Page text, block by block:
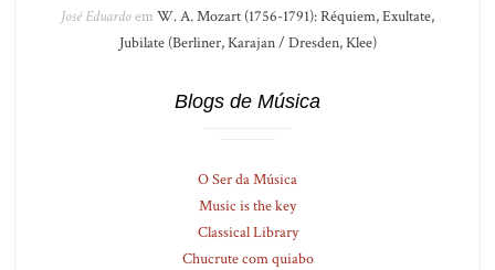
José Eduardoem W. A. Mozart (1756-1791): Réquiem, Exultate,
Jubilate (Berliner, Karajan / Dresden, Klee)
Blogs de Música
O Ser da Música
Music is the key
Classical Library
Chucrute com quiabo